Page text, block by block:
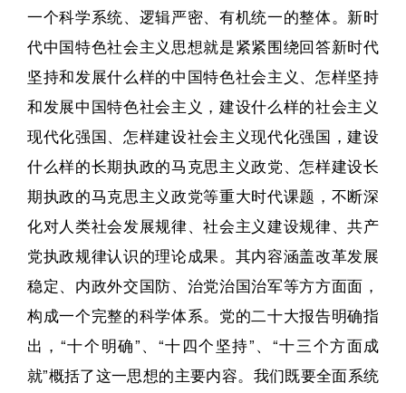
一个科学系统、逻辑严密、有机统一的整体。新时
代中国特色社会主义思想就是紧紧围绕回答新时代
坚持和发展什么样的中国特色社会主义、怎样坚持
和发展中国特色社会主义，建设什么样的社会主义
现代化强国、怎样建设社会主义现代化强国，建设
什么样的长期执政的马克思主义政党、怎样建设长
期执政的马克思主义政党等重大时代课题，不断深
化对人类社会发展规律、社会主义建设规律、共产
党执政规律认识的理论成果。其内容涵盖改革发展
稳定、内政外交国防、治党治国治军等方方面面，
构成一个完整的科学体系。党的二十大报告明确指
出，“十个明确”、“十四个坚持”、“十三个方面成
就”概括了这一思想的主要内容。我们既要全面系统